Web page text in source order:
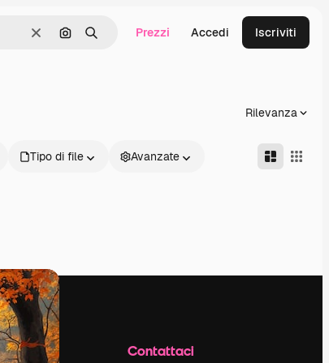
CancellaCerca per immagine
Ricerca Prezzi Accedi Iscriviti
Rilevanza
Tipo di file Avanzate
Azienda Contattaci